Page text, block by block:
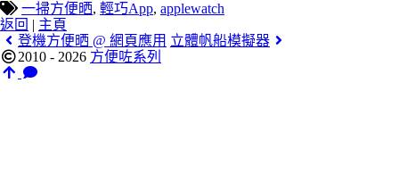
一掃方便晒, 輕巧App, applewatch
返回 | 主頁
登機方便晒 @ 網頁應用 立體帆船模擬器
2010 - 2026 方便咗系列